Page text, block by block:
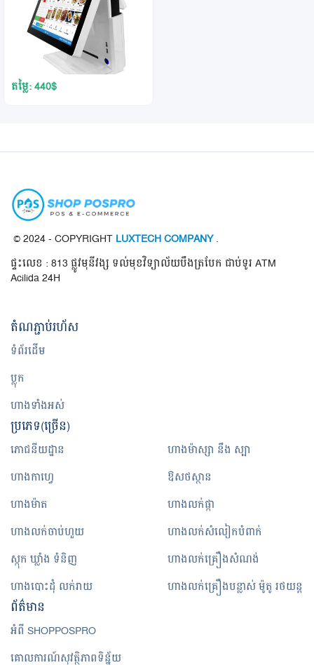
តម្លៃ: 440$
© 2024 - COPYRIGHTLUXTECH COMPANY.
ផ្ទះលេខ : 813 ផ្លូវមុនីវង្ស ទល់មុខវិទ្យាល័យបឹងត្របែក ជាប់ទូរ ATM
Acilida 24H
តំណ​ភ្ជាប់​រហ័ស
ទំព័រដើម
ប្លុក
ហាងទាំងអស់
ប្រភេទ(ច្រើន)
ភោជនីយដ្ឋាន
ហាងកាហ្វេ
ហាងម៉ាត
ហាងលក់ចាប់ហួយ
ស្កុក ឃ្លាំង ទំនិញ
ហាងបោះដុំ លក់រាយ
ហាងម៉ាស្សា នឹង ស្បា
ឱសថស្ថាន
ហាងលក់ផ្កា
ហាងលក់សំលៀកបំពាក់
ហាងលក់គ្រឿងសំណង់
ហាងលក់គ្រឿងបន្លាស់ ម៉ូតូ រថយន្ត
ព័ត៌មាន
អំពី SHOPPOSPRO
គោលការណ៍សុវត្ថិភាពទិន្ន័យ